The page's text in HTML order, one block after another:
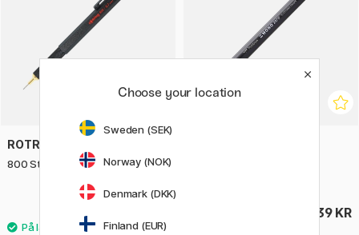
ROTRING
800 Stiftblyant 0.7 Sort
39 KR
Choose your location
Sweden (SEK)
Norway (NOK)
Denmark (DKK)
Finland (EUR)